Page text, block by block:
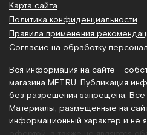
Карта сайта
Политика конфиденциальности
Правила применения
Согласие на обработку
Вся информация на сайте –
магазина MET.RU. Публикация
без разрешения запрещена.
Материалы, размещенные на
информационный характер и не